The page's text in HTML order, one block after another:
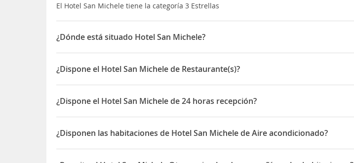
El Hotel San Michele tiene la categoría 3 Estrellas
¿Dónde está situado Hotel San Michele?
El Hotel San Michele está situado en Via Monte Tabor 26
¿Dispone el Hotel San Michele de Restaurante(s)?
Sí, el Hotel San Michele dispone de Restaurante(s)
¿Dispone el Hotel San Michele de 24 horas recepción?
Sí, el Hotel San Michele dispone de 24 horas recepción
¿Disponen las habitaciones de Hotel San Michele de Aire acondicionado?
Sí, las habitaciones del Hotel San Michele disponen de Aire acondicionado